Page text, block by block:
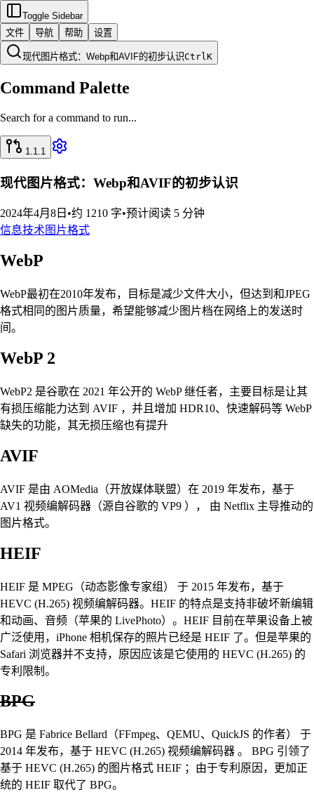
Toggle Sidebar
文件
导航 帮助 设置
现代图片格式：Webp和AVIF的初步认识CtrlK
Command Palette
Search for a command to run...
1.1.1
现代图片格式：Webp和AVIF的初步认识
2024年4月8日 •约 1210 字•预计阅读 5 分钟
信息技术图片格式
WebP
WebP最初在2010年发布，目标是减少文件大小，但达到和JPEG
格式相同的图片质量，希望能够减少图片档在网络上的发送时
间。
WebP 2
WebP2 是谷歌在 2021 年公开的 WebP 继任者，主要目标是让其
有损压缩能力达到 AVIF ，并且增加 HDR10、快速解码等 WebP
缺失的功能，其无损压缩也有提升
AVIF
AVIF 是由 AOMedia（开放媒体联盟）在 2019 年发布，基于
AV1 视频编解码器（源自谷歌的 VP9 ）， 由 Netflix 主导推动的
图片格式。
HEIF
HEIF 是 MPEG（动态影像专家组） 于 2015 年发布，基于
HEVC (H.265) 视频编解码器。HEIF 的特点是支持非破坏新编辑
和动画、音频（苹果的 LivePhoto）。HEIF 目前在苹果设备上被
广泛使用，iPhone 相机保存的照片已经是 HEIF 了。但是苹果的
Safari 浏览器并不支持，原因应该是它使用的 HEVC (H.265) 的
专利限制。
BPG
BPG 是 Fabrice Bellard（FFmpeg、QEMU、QuickJS 的作者） 于
2014 年发布，基于 HEVC (H.265) 视频编解码器 。 BPG 引领了
基于 HEVC (H.265) 的图片格式 HEIF ；由于专利原因，更加正
统的 HEIF 取代了 BPG。